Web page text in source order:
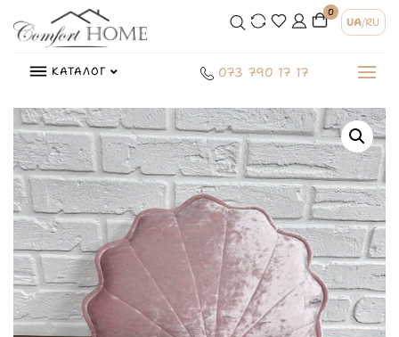
0
UA/RU
КАТАЛОГ 073 790 17 17